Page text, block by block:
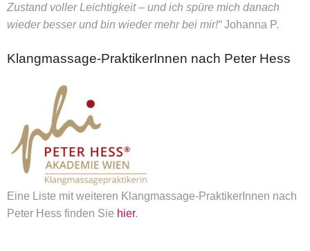
Zustand voller Leichtigkeit – und ich spüre mich danach
wieder besser und bin wieder mehr bei mir!“Johanna P.
Klangmassage-PraktikerInnen nach Peter Hess
Eine Liste mit weiteren Klangmassage-PraktikerInnen nach
Peter Hess finden Sie hier.